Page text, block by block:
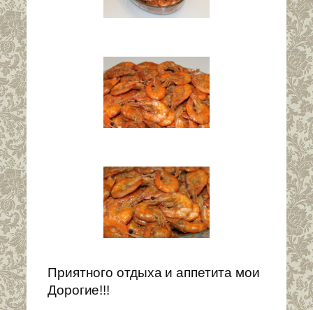
Приятного отдыха и аппетита мои
Дорогие!!!